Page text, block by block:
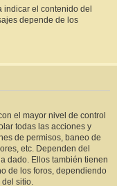
el contenido del
depende de los
el mayor nivel de control
todas las acciones y
de permisos, baneo de
etc. Dependen del
dado. Ellos también tienen
de los foros, dependiendo
sitio.